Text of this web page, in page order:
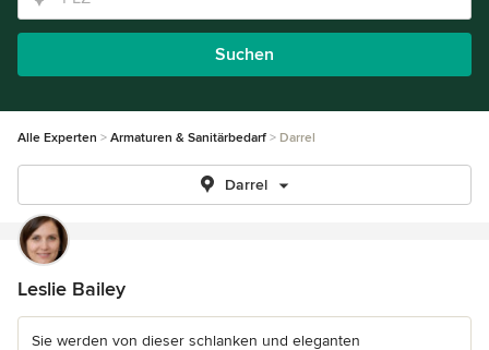
Suchen
Alle Experten Armaturen & Sanitärbedarf Darrel
Darrel
Leslie Bailey
Sie werden von dieser schlanken und eleganten